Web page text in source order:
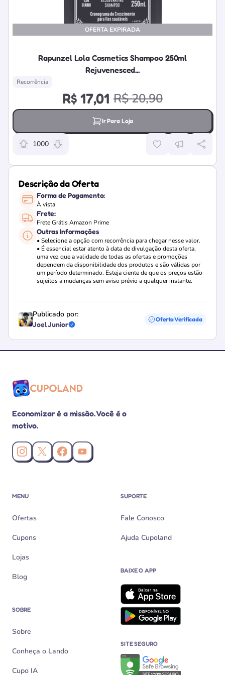
OFERTA EXPIRADA
Rapunzel Lola Cosmetics Shampoo 250ml
Rejuvenesced...
Recorrência
R$ 17,01 R$ 20,90
Ir Para Loja
Relevância da oferta: 1000 pontos
1000
Descrição da Oferta
Forma de Pagamento:
À vista
Frete:
Frete Grátis Amazon Prime
Outras Informações
• Selecione a opção com recorrência para chegar nesse valor.
• É essencial estar atento à data de divulgação desta oferta,
uma vez que a validade de todas as ofertas e promoções
dependem da disponibilidade dos produtos e são válidas por
um período determinado. Esteja ciente de que os preços estão
sujeitos a mudanças sem aviso prévio a qualquer instante.
Publicado por:
Joel JuniorLoja verificada
Oferta Verificada
Economizar é a missão. Você é o
motivo.
Instagram da Cupoland
X (Twitter) da Cupoland
Facebook da Cupoland
Canal da Cupoland no YouTube
MENU
Ofertas
Cupons
Lojas
Blog
SOBRE
Sobre
Conheça o Lando
Cupo IA
SUPORTE
Fale Conosco
Ajuda Cupoland
BAIXE O APP
SITE SEGURO
Verificação de site seguro